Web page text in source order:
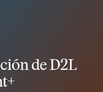
de D2L